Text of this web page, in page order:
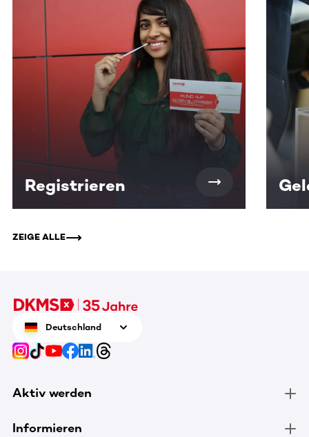
Registrieren
ZEIGE ALLE
Deutschland
Aktiv werden
Informieren